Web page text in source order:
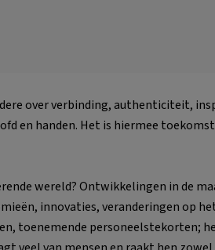
over verbinding, authenticiteit,
en handen. Het is hiermee
wereld? Ontwikkelingen in de
innovaties, veranderingen op
toenemende personeelstekorten;